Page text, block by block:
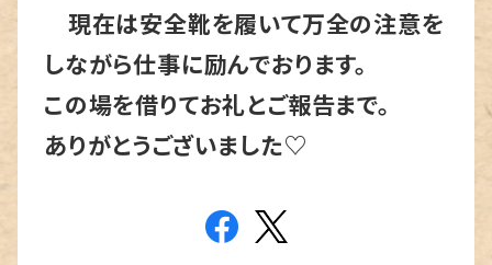
現在は安全靴を履いて万全の注意を
しながら仕事に励んでおります。
この場を借りてお礼とご報告まで。
ありがとうございました♡